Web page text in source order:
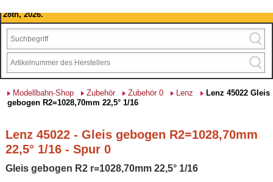
28th, 2026.
Modellbahn-Shop Zubehör Zubehör 0 Lenz
Lenz 45022 Gleis
gebogen R2=1028,70mm 22,5° 1/16
Lenz 45022 - Gleis gebogen R2=1028,70mm
22,5° 1/16 - Spur 0
Gleis gebogen R2 r=1028,70mm 22,5° 1/16